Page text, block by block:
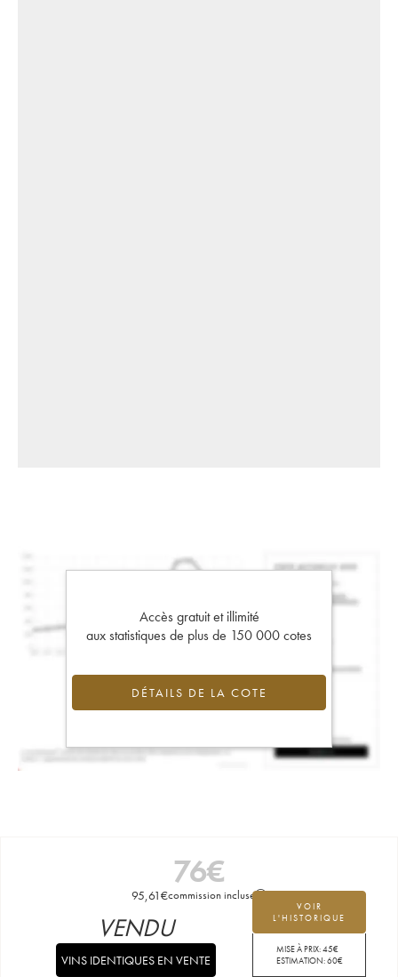
Accès gratuit et illimité
aux statistiques de plus de 150 000 cotes
DÉTAILS DE LA COTE
76€
95,61€commission incluse
VOIR
L'HISTORIQUE
MISE À PRIX:45€
ESTIMATION:60€
VENDU
VINS IDENTIQUES EN VENTE